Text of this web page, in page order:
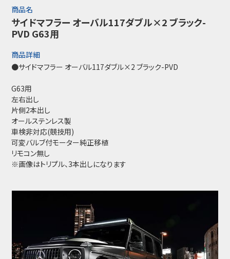
商品名
サイドマフラー オーバル117ダブル×2 ブラック-
PVD G63用
商品詳細
●サイドマフラー オーバル117ダブル×2 ブラック-PVD
G63用
左右出し
片側2本出し
オールステンレス製
車検非対応(競技用)
可変バルブ付モーター純正移植
リモコン無し
※画像はトリプル、3本出しになります